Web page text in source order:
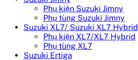
Phụ kiện Suzuki Jimny
Phụ tùng Suzuki Jimny
Suzuki XL7/ Suzuki XL7 Hybrid
Phụ kiện XL7/XL7 Hybrid
Phụ tùng XL7
Suzuki Ertiga